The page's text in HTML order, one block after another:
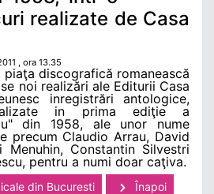
realizate de Casa
, ora 13.35
piaţa discografică romanească
noi realizări ale Editurii Casa
inregistrări antologice,
in prima ediţie a
din 1958, ale unor nume
precum Claudio Arrau, David
Menuhin, Constantin Silvestri
pentru a numi doar caţiva.
din Bucuresti Înapoi